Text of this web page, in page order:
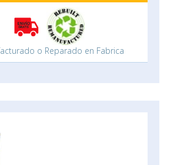
o Reparado en Fabrica